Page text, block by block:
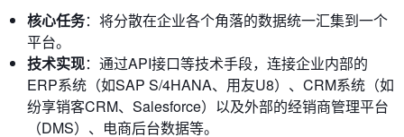
核心任务：将分散在企业各个角落的数据统一汇集到一个
平台。
技术实现：通过API接口等技术手段，连接企业内部的
ERP系统（如SAP S/4HANA、用友U8）、CRM系统（如
纷享销客CRM、Salesforce）以及外部的经销商管理平台
（DMS）、电商后台数据等。